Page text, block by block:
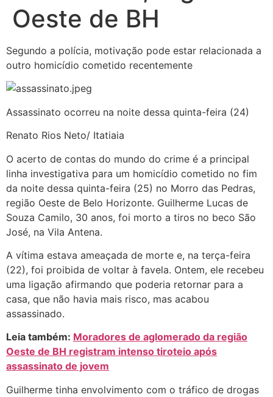
Oeste de BH
Segundo a polícia, motivação pode estar relacionada a
outro homicídio cometido recentemente
Assassinato ocorreu na noite dessa quinta-feira (24)
Renato Rios Neto/ Itatiaia
O acerto de contas do mundo do crime é a principal
linha investigativa para um homicídio cometido no fim
da noite dessa quinta-feira (25) no Morro das Pedras,
região Oeste de Belo Horizonte. Guilherme Lucas de
Souza Camilo, 30 anos, foi morto a tiros no beco São
José, na Vila Antena.
A vítima estava ameaçada de morte e, na terça-feira
(22), foi proibida de voltar à favela. Ontem, ele recebeu
uma ligação afirmando que poderia retornar para a
casa, que não havia mais risco, mas acabou
assassinado.
Leia também: Moradores de aglomerado da região
Oeste de BH registram intenso tiroteio após
assassinato de jovem
Guilherme tinha envolvimento com o tráfico de drogas